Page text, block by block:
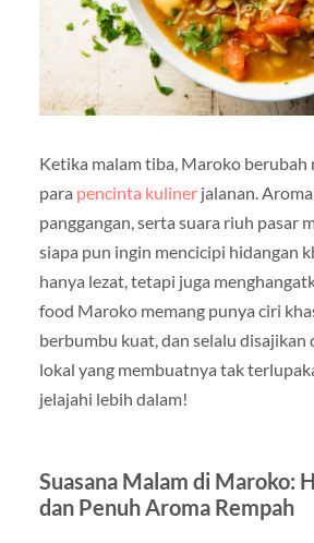
Ketika malam tiba, Maroko berubah
para pencinta kulinerjalanan.
panggangan, serta suara riuh pasar
siapa pun ingin mencicipi hidangan
hanya lezat, tetapi juga
food Maroko memang punya ciri
berbumbu kuat, dan selalu disajikan
lokal yang membuatnya tak
jelajahi lebih dalam!
Suasana Malam di Maroko:
dan Penuh Aroma Rempah